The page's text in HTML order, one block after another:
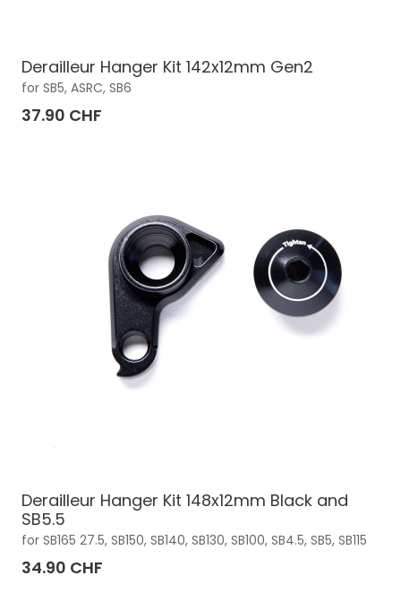
Derailleur Hanger Kit 142x12mm Gen2
for SB5, ASRC, SB6
37.90 CHF
Derailleur Hanger Kit 148x12mm Black and
SB5.5
for SB165 27.5, SB150, SB140, SB130, SB100, SB4.5, SB5, SB115
34.90 CHF